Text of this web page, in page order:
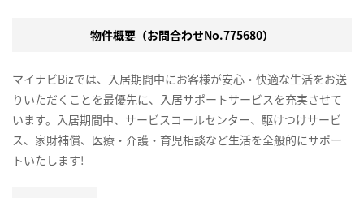
物件概要（お問合わせNo.775680）
マイナビBizでは、入居期間中にお客様が安心・快適な生活をお送
りいただくことを最優先に、入居サポートサービスを充実させて
います。入居期間中、サービスコールセンター、駆けつけサービ
ス、家財補償、医療・介護・育児相談など生活を全般的にサポー
トいたします!